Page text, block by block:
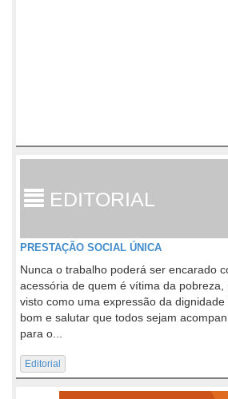
EDITORIAL
PRESTAÇÃO SOCIAL ÚNICA
Nunca o trabalho poderá ser encarado
acessória de quem é vítima da pobreza,
visto como uma expressão da
bom e salutar que todos sejam
para o...
Editorial